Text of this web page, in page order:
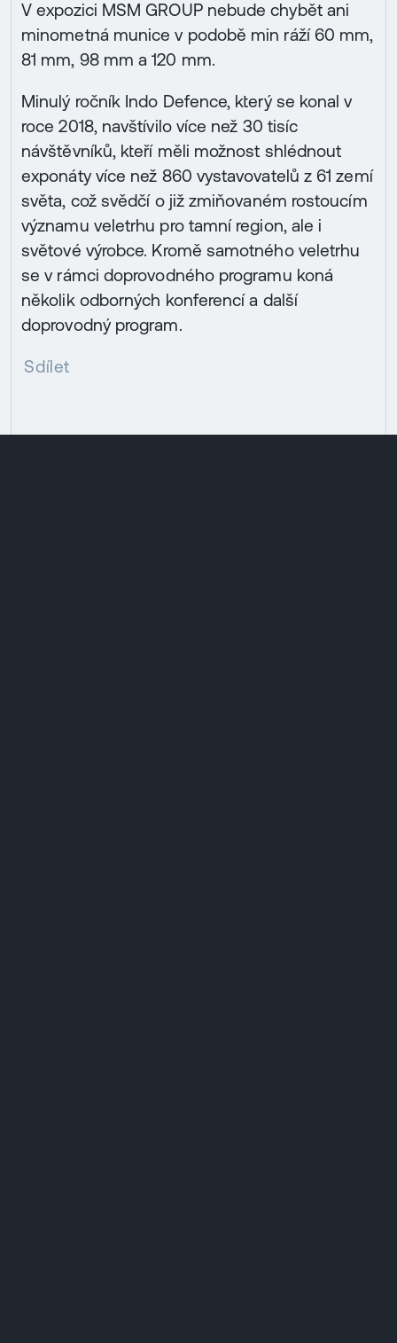
V expozici MSM GROUP nebude chybět ani
minometná munice v podobě min ráží 60 mm,
81 mm, 98 mm a 120 mm.
Minulý ročník Indo Defence, který se konal v
roce 2018, navštívilo více než 30 tisíc
návštěvníků, kteří měli možnost shlédnout
exponáty více než 860 vystavovatelů z 61 zemí
světa, což svědčí o již zmiňovaném rostoucím
významu veletrhu pro tamní region, ale i
světové výrobce. Kromě samotného veletrhu
se v rámci doprovodného programu koná
několik odborných konferencí a další
doprovodný program.
Sdílet